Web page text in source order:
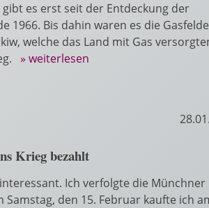
es erst seit der Entdeckung der
1966. Bis dahin waren es die
welche das Land mit Gas
» weiterlesen
Krieg bezahlt
Ich verfolgte die Münchner
den 15. Februar kaufte ich